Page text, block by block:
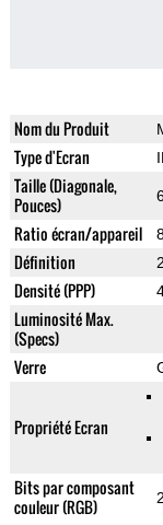
Nom du Produit
Type d'Ecran
Taille (Diagonale,
Pouces)
Ratio écran/appareil
Définition
Densité (PPP)
Luminosité Max.
(Specs)
Verre
Propriété Ecran
Bits par composant
couleur (RGB)